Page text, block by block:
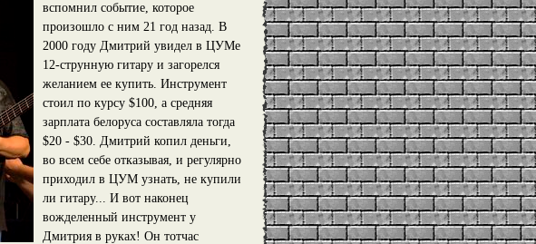
вспомнил событие, которое
произошло с ним 21 год назад. В
2000 году Дмитрий увидел в ЦУМе
12-струнную гитару и загорелся
желанием ее купить. Инструмент
стоил по курсу $100, а средняя
зарплата белоруса составляла тогда
$20 - $30. Дмитрий копил деньги,
во всем себе отказывая, и регулярно
приходил в ЦУМ узнать, не купили
ли гитару... И вот наконец
вожделенный инструмент у
Дмитрия в руках! Он тотчас